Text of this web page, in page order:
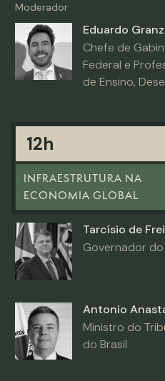
Moderador
Eduardo
Chefe de
Federal e
de Ensino,
12h
INFRAESTRUTURA NA
ECONOMIA GLOBAL
Tarcísio de
Governador
Antonio
Ministro do
do Brasil